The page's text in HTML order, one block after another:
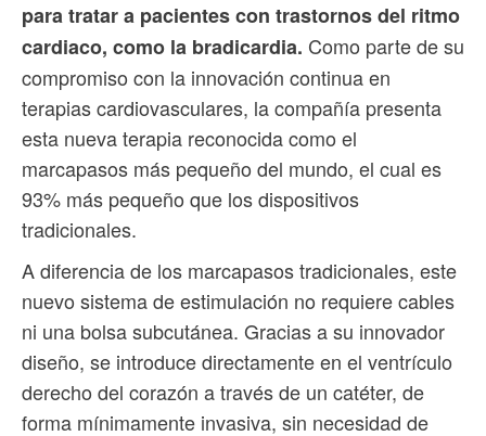
para tratar a pacientes con trastornos del ritmo
cardiaco, como la bradicardia. Como parte de su
compromiso con la innovación continua en
terapias cardiovasculares, la compañía presenta
esta nueva terapia reconocida como el
marcapasos más pequeño del mundo, el cual es
93% más pequeño que los dispositivos
tradicionales.
A diferencia de los marcapasos tradicionales, este
nuevo sistema de estimulación no requiere cables
ni una bolsa subcutánea. Gracias a su innovador
diseño, se introduce directamente en el ventrículo
derecho del corazón a través de un catéter, de
forma mínimamente invasiva, sin necesidad de